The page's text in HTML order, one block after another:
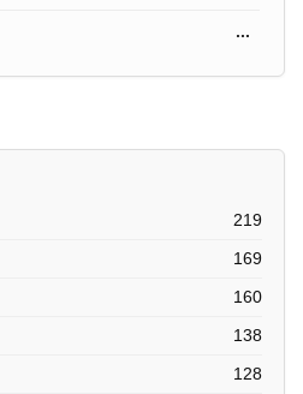
...
219
169
160
138
128